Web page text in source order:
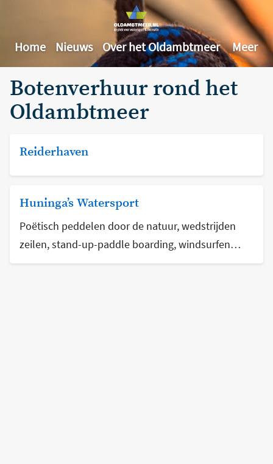
Home Nieuws Over het Oldambtmeer Meer
Botenverhuur rond het
Oldambtmeer
Reiderhaven
Huninga’s Watersport
Poëtisch peddelen door de natuur, wedstrijden
zeilen, stand-up-paddle boarding, windsurfen…